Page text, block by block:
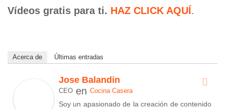
Vídeos gratis para ti. HAZ CLICK AQUÍ.
Acerca de Últimas entradas
Jose Balandin
CEO en Cocina Casera
Soy un apasionado de la creación de contenido